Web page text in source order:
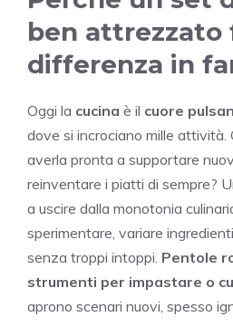
ben attrezzato
differenza in
Oggi la cucina è il cuore
dove si incrociano mille attività.
averla pronta a supportare
reinventare i piatti di sempre?
a uscire dalla monotonia
sperimentare, variare
senza troppi intoppi. Pentole
strumenti per impastare o
aprono scenari nuovi, spesso